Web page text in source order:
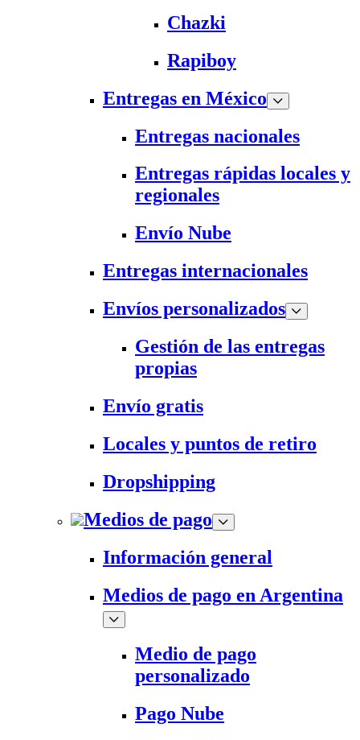
Chazki
Rapiboy
Entregas en México
Entregas nacionales
Entregas rápidas locales y
regionales
Envío Nube
Entregas internacionales
Envíos personalizados
Gestión de las entregas
propias
Envío gratis
Locales y puntos de retiro
Dropshipping
Medios de pago
Información general
Medios de pago en Argentina
Medio de pago
personalizado
Pago Nube